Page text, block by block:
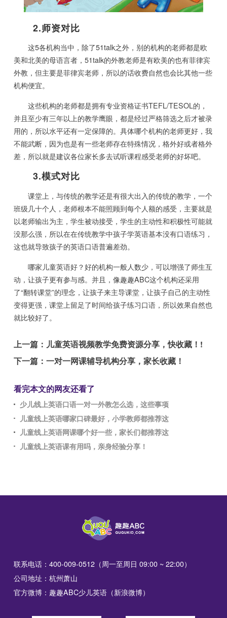
2.师资对比
这5各机构当中，除了51talk之外，别的机构的老师都是欧
美和北美的母语言者，51talk的外教老师是有欧美的也有菲律宾
外教，但主要是菲律宾老师，所以的话收费自然也会比其他一些
机构便宜。
这些机构的老师都是拥有专业资格证书TEFL/TESOL的，
并且至少有三年以上的教学鹰眼，都是经过严格筛选之后才被录
用的，所以水平还有一定保障的。具体哪个机构的老师更好，我
不能武断，因为也是有一些老师存在特殊情况，格外好或者格外
差，所以就是建议各位家长多去试听课程感受老师的好坏吧。
3.模式对比
课堂上，与传统的教学还是有很大出入的传统的教学，一个
班级几十个人，老师根本不能照顾到每个人额的感受，主要就是
以老师输出为主，学生被动接受，学生的主动性和积极性可能就
没那么强，所以在在传统教学中孩子学英语基本没有口语练习，
这也就导致孩子的英语口语普遍差劲。
哪家儿童英语好？好的机构一般人数少，可以增强了师生互
动，让孩子更有参与感。并且，像趣趣ABC这个机构还采用
了“翻转课堂”的理念，让孩子来主导课堂，让孩子自己的主动性
变得更强，课堂上留足了时间给孩子练习口语，所以效果自然也
就比较好了。
上一篇： 儿童英语视频教学免费资源分享，快收藏！!
下一篇：一对一网课辅导机构分享，家长收藏！
看完本文的网友还看了
少儿线上英语口语一对一外教怎么选，这些事项
儿童线上英语哪家口碑最好，小学教师都推荐这
儿童线上英语网课哪个好一些，家长们都推荐这
儿童线上英语课有用吗，亲身经验分享！
联系电话：400-009-0512（周一至周日 09:00 ~ 22:00）
公司地址：杭州萧山
官方微博：趣趣ABC少儿英语（新浪微博）